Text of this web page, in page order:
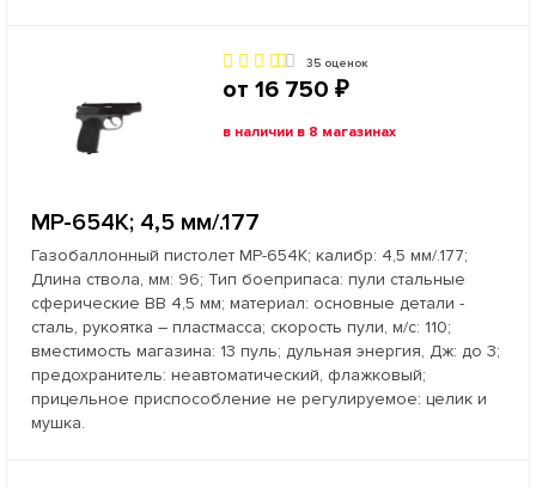
МР-654К; 4,5 мм/.177
Газобаллонный пистолет МР-654К; калибр: 4,5 мм/.177;
Длина ствола, мм: 96; Тип боеприпаса: пули стальные
сферические ВВ 4,5 мм; материал: основные детали -
сталь, рукоятка – пластмасса; скорость пули, м/с: 110;
вместимость магазина: 13 пуль; дульная энергия, Дж: до 3;
предохранитель: неавтоматический, флажковый;
прицельное приспособление не регулируемое: целик и
мушка.
35 оценок
от 16 750 ₽
в наличии в 8 магазинах